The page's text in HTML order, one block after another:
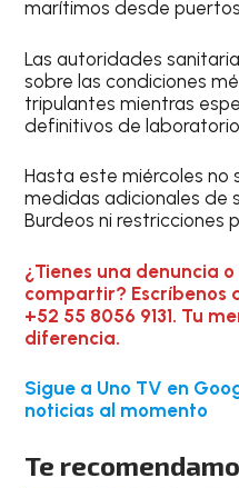
marítimos desde
Las autoridades
sobre las condiciones
tripulantes mientras
definitivos de
Hasta este miércoles no
medidas adicionales de
Burdeos ni restricciones
¿Tienes una denuncia
compartir? Escríbenos
+52 55 8056 9131. Tu
diferencia.
Sigue a Uno TV en
noticias al momento
Te